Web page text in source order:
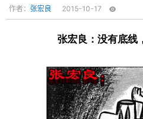
作者： 张宏良 2015-10-17
张宏良：没有底线